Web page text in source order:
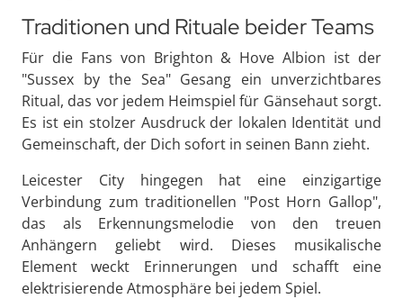
Traditionen und Rituale beider Teams
Für die Fans von Brighton & Hove Albion ist der
"Sussex by the Sea" Gesang ein unverzichtbares
Ritual, das vor jedem Heimspiel für Gänsehaut sorgt.
Es ist ein stolzer Ausdruck der lokalen Identität und
Gemeinschaft, der Dich sofort in seinen Bann zieht.
Leicester City hingegen hat eine einzigartige
Verbindung zum traditionellen "Post Horn Gallop",
das als Erkennungsmelodie von den treuen
Anhängern geliebt wird. Dieses musikalische
Element weckt Erinnerungen und schafft eine
elektrisierende Atmosphäre bei jedem Spiel.